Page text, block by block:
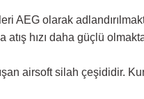
AEG olarak
hızı daha güçlü
airsoft silah çeşididir.